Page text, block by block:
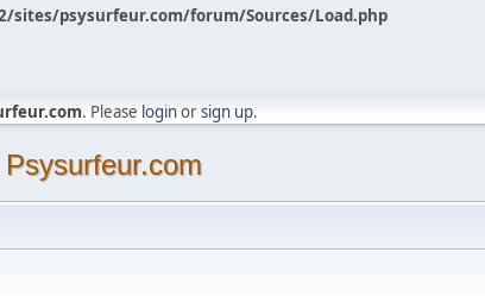
sites/psysurfeur.com/forum/Sources/Load.php
. Please loginorsign up.